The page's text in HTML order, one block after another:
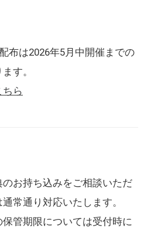
布は2026年5月中開催までの
す。
ちら
お持ち込みをご相談いただ
常通り対応いたします。
管期限については受付時に